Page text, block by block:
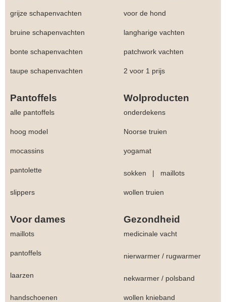
grijze schapenvachten voor de hond
bruine schapenvachten langharige vachten
bonte schapenvachten patchwork vachten
taupe schapenvachten 2 voor 1 prijs
Pantoffels Wolproducten
alle pantoffels onderdekens
hoog model Noorse truien
mocassins yogamat
pantolette sokken | maillots
slippers wollen truien
Voor dames Gezondheid
maillots medicinale vacht
pantoffels nierwarmer / rugwarmer
laarzen nekwarmer / polsband
handschoenen wollen knieband